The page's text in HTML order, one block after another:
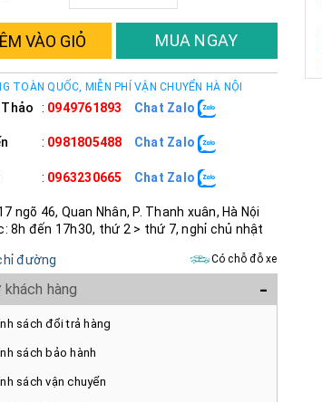
VÀO GIỎ MUA NGAY
TOÀN QUỐC, MIỄN PHÍ VẬN CHUYỂN HÀ NỘI
: 0949761893 Chat Zalo
: 0981805488 Chat Zalo
: 0963230665 Chat Zalo
ngõ 46, Quan Nhân, P. Thanh xuân, Hà Nội
8h đến 17h30, thứ 2 > thứ 7, nghỉ chủ nhật
đường Có chỗ đỗ xe
hàng -
sách đổi trả hàng
sách bảo hành
sách vận chuyển